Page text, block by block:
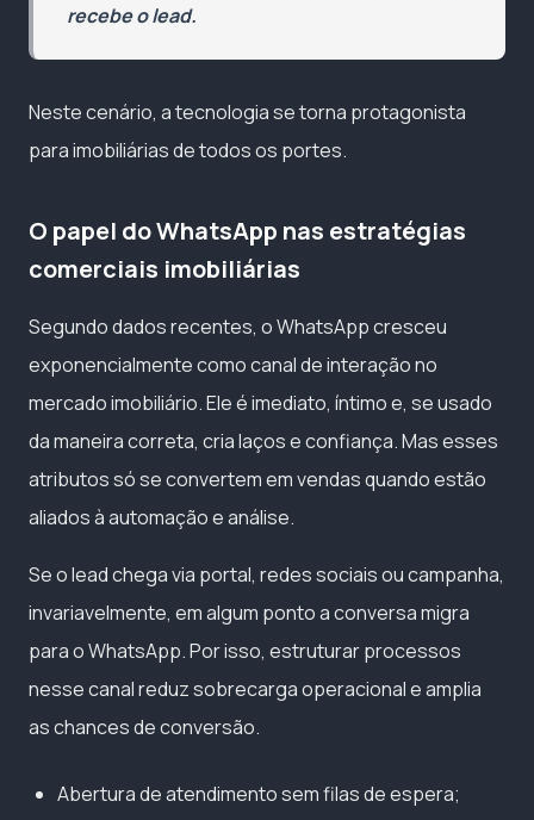
recebe o lead.
Neste cenário, a tecnologia se torna protagonista
para imobiliárias de todos os portes.
O papel do WhatsApp nas estratégias
comerciais imobiliárias
Segundo dados recentes, o WhatsApp cresceu
exponencialmente como canal de interação no
mercado imobiliário. Ele é imediato, íntimo e, se usado
da maneira correta, cria laços e confiança. Mas esses
atributos só se convertem em vendas quando estão
aliados à automação e análise.
Se o lead chega via portal, redes sociais ou campanha,
invariavelmente, em algum ponto a conversa migra
para o WhatsApp. Por isso, estruturar processos
nesse canal reduz sobrecarga operacional e amplia
as chances de conversão.
Abertura de atendimento sem filas de espera;